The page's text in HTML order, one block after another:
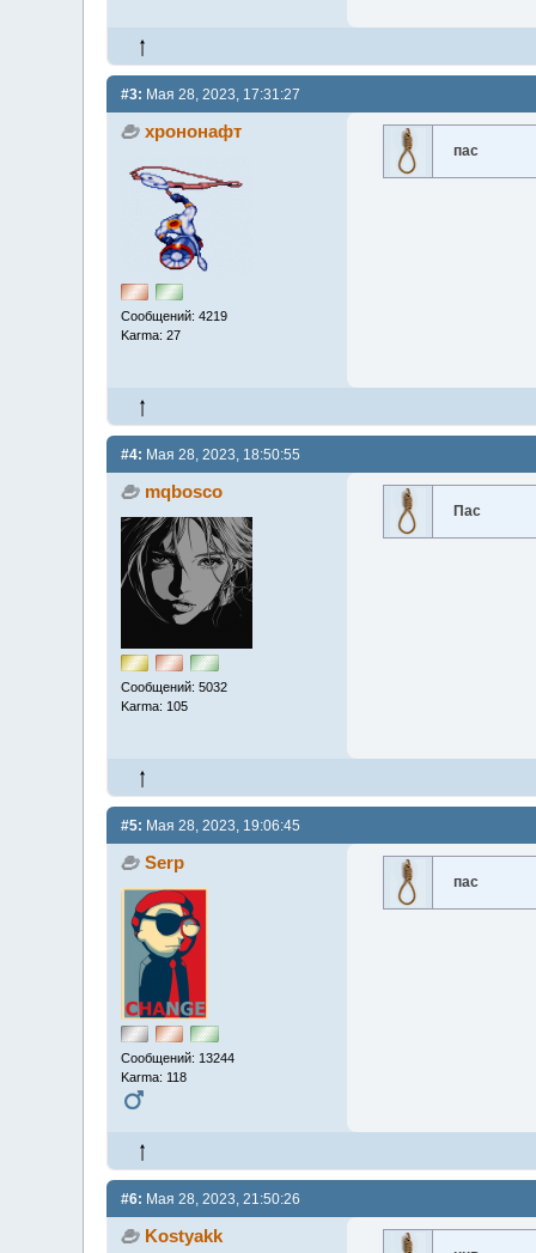
#3: Мая 28, 2023, 17:31:27
хрононафт
Сообщений: 4219
Karma: 27
пас
#4: Мая 28, 2023, 18:50:55
mqbosco
Сообщений: 5032
Karma: 105
Пас
#5: Мая 28, 2023, 19:06:45
Serp
Сообщений: 13244
Karma: 118
пас
#6: Мая 28, 2023, 21:50:26
Kostyakk